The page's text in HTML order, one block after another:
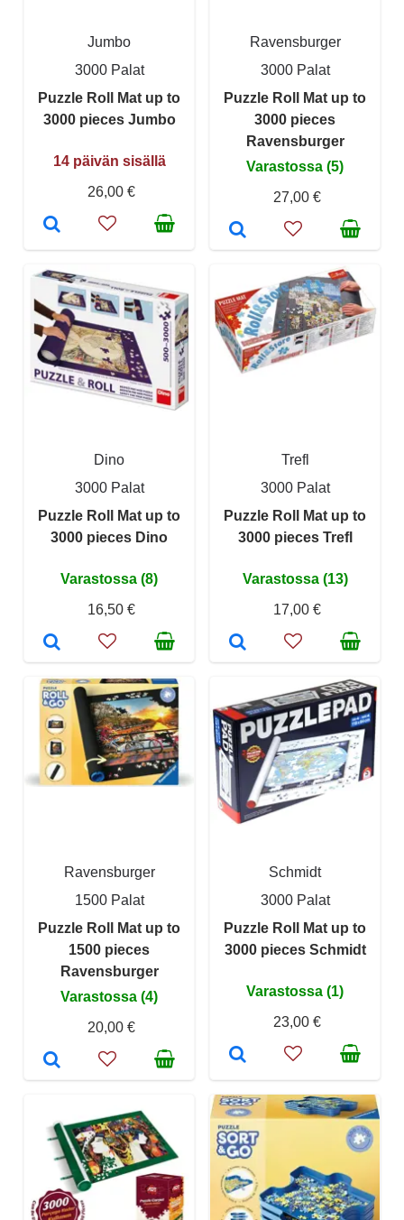
Jumbo
3000 Palat
Puzzle Roll Mat up to
3000 pieces Jumbo
14 päivän sisällä
26,00 €
Ravensburger
3000 Palat
Puzzle Roll Mat up to
3000 pieces
Ravensburger
Varastossa (5)
27,00 €
Dino
3000 Palat
Puzzle Roll Mat up to
3000 pieces Dino
Varastossa (8)
16,50 €
Trefl
3000 Palat
Puzzle Roll Mat up to
3000 pieces Trefl
Varastossa (13)
17,00 €
Ravensburger
1500 Palat
Puzzle Roll Mat up to
1500 pieces
Ravensburger
Varastossa (4)
20,00 €
Schmidt
3000 Palat
Puzzle Roll Mat up to
3000 pieces Schmidt
Varastossa (1)
23,00 €